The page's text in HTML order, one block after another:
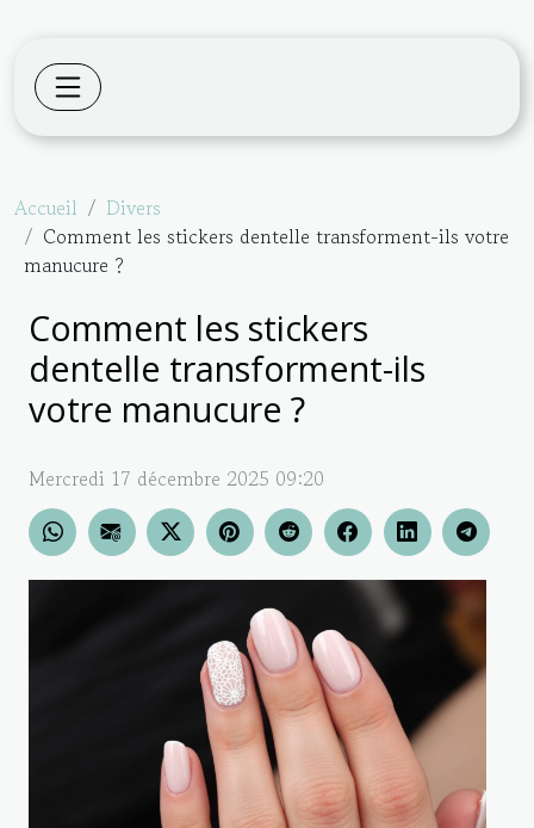
Accueil
Divers
Comment les stickers dentelle transforment-ils votre
manucure ?
Comment les stickers
dentelle transforment-ils
votre manucure ?
Mercredi 17 décembre 2025 09:20